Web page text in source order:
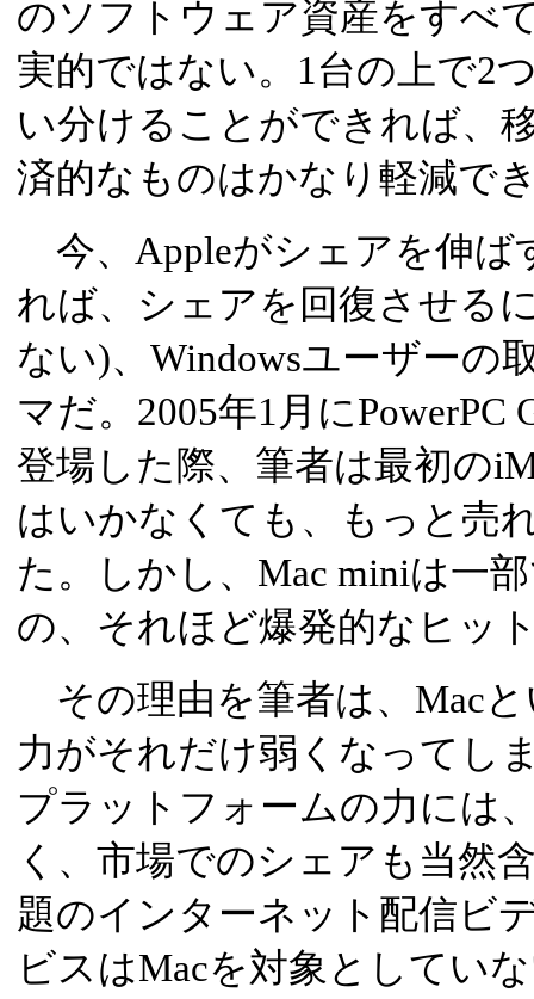
のソフトウェア資産をすべ
実的ではない。1台の上で2
い分けることができれば、
済的なものはかなり軽減で
今、Appleがシェアを伸ば
れば、シェアを回復させる
ない)、Windowsユーザーの
マだ。2005年1月に
登場した際、筆者は最初の
はいかなくても、もっと売
た。しかし、Mac miniは一
の、それほど爆発的なヒッ
その理由を筆者は、Mac
力がそれだけ弱くなってし
プラットフォームの力には
く、市場でのシェアも当然
題のインターネット配信ビ
ビスはMacを対象としてい